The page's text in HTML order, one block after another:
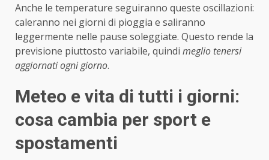
Anche le temperature seguiranno queste oscillazioni:
caleranno nei giorni di pioggia e saliranno
leggermente nelle pause soleggiate. Questo rende la
previsione piuttosto variabile, quindi meglio tenersi
aggiornati ogni giorno.
Meteo e vita di tutti i giorni:
cosa cambia per sport e
spostamenti